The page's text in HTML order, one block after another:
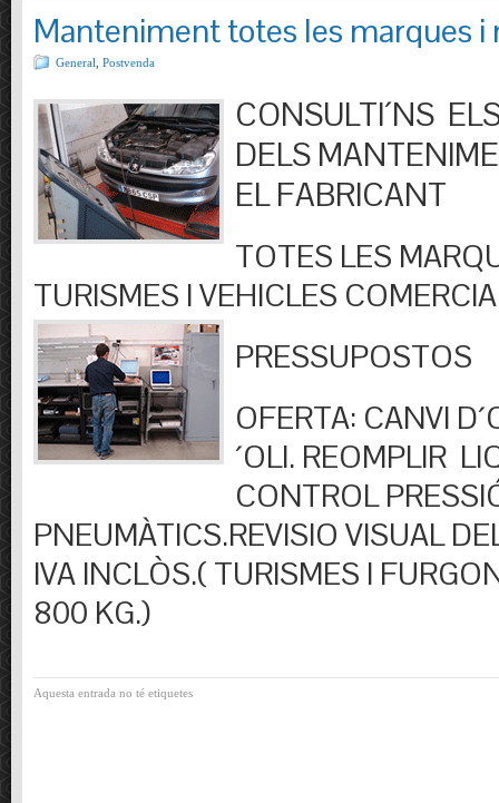
Manteniment totes les marques i
General Postvenda
CONSULTI´NS
DELS
EL FABRICANT
TOTES LES
TURISMES I VEHICLES
PRESSUPOSTOS
OFERTA: CANVI
´OLI. REOMPLIR
CONTROL
PNEUMÀTICS.REVISIO VISUAL
IVA INCLÒS.( TURISMES I
800 KG.)
Aquesta entrada no té etiquetes